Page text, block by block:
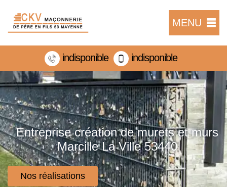
MENU
indisponible indisponible
Entreprise création de murets et murs
Marcille La Ville 53440
Nos réalisations